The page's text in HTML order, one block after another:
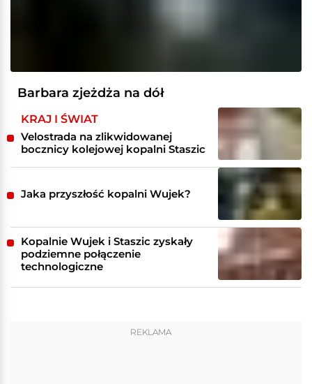
Barbara zjeżdża na dół
KRAJ I ŚWIAT
Velostrada na zlikwidowanej
bocznicy kolejowej kopalni Staszic
Jaka przyszłość kopalni Wujek?
Kopalnie Wujek i Staszic zyskały
podziemne połączenie
technologiczne
REKLAMA